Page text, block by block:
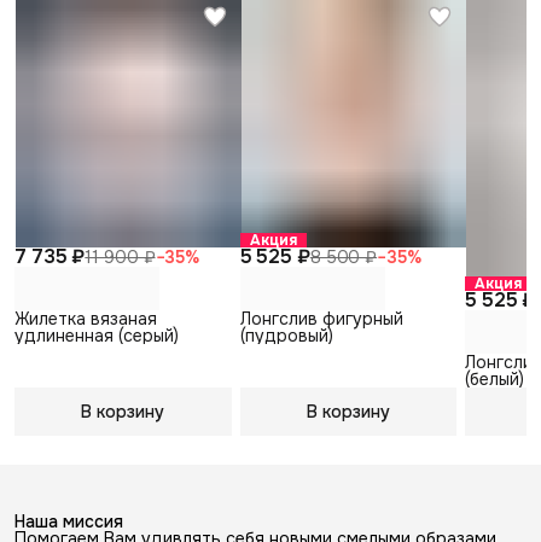
7 735 ₽11 900 ₽−35%
Жилетка вязаная
удлиненная (серый)
В корзину
Акция
5 525 ₽8 500 ₽−35%
Лонгслив фигурный
(пудровый)
В корзину
Акция
5 525 ₽
(белый)
Наша миссия